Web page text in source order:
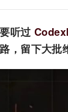
听过
，留下大批